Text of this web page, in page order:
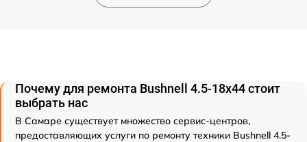
Почему для ремонта Bushnell 4.5-18x44 стоит
выбрать нас
В Самаре существует множество сервис-центров,
предоставляющих услуги по ремонту техники Bushnell 4.5-